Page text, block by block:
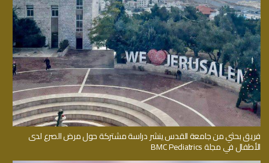
فريق بحثي من جامعة القدس ينشر دراسة مشتركة حول مرض الصرع لدى
الأطفال في مجلة BMC Pediatrics